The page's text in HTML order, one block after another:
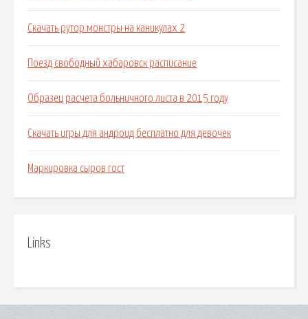
Скачать рутор монстры на каникулах 2
Поезд свободный хабаровск расписание
Образец расчета больничного листа в 2015 году
Скачать игры для андроид бесплатно для девочек
Маркировка сыров гост
Links